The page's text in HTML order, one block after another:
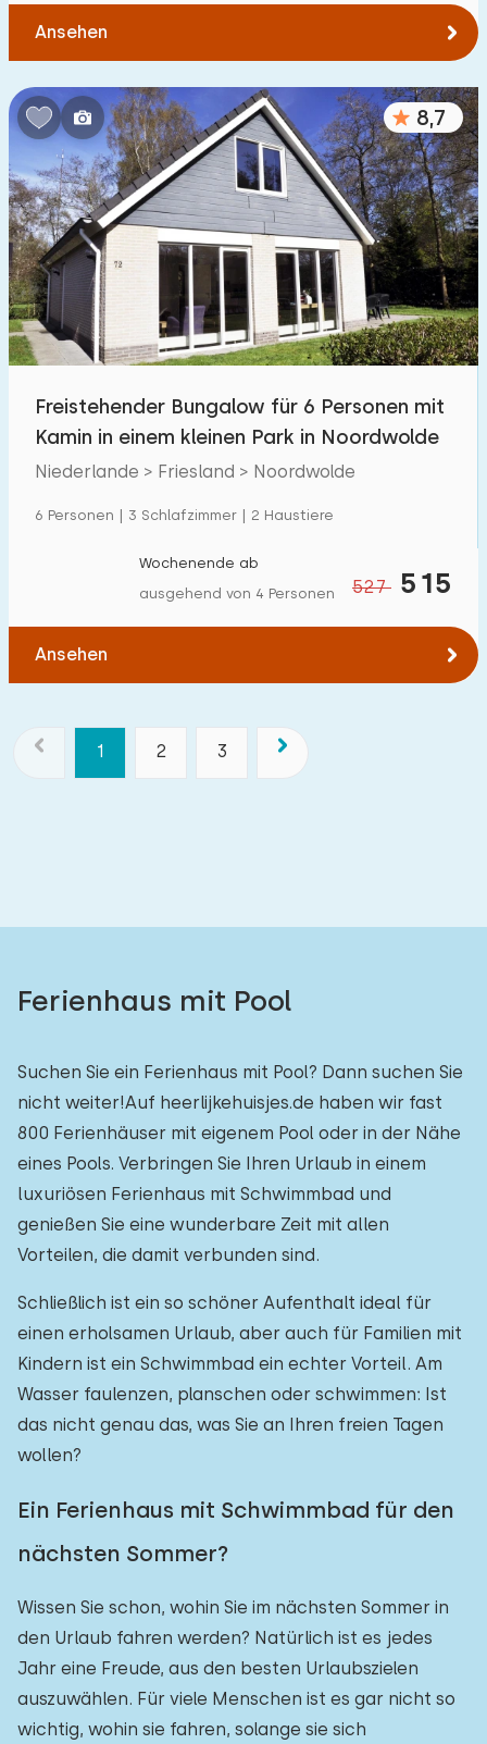
Ansehen
8,7
Freistehender Bungalow für 6 Personen mit
Kamin in einem kleinen Park in Noordwolde
Niederlande > Friesland > Noordwolde
6 Personen | 3 Schlafzimmer | 2 Haustiere
527 515
Wochenende ab
ausgehend von 4 Personen
Ansehen
1 2 3
Ferienhaus mit Pool
Suchen Sie ein Ferienhaus mit Pool? Dann suchen Sie
nicht weiter!Auf heerlijkehuisjes.de haben wir fast
800 Ferienhäuser mit eigenem Pool oder in der Nähe
eines Pools. Verbringen Sie Ihren Urlaub in einem
luxuriösen Ferienhaus mit Schwimmbad und
genießen Sie eine wunderbare Zeit mit allen
Vorteilen, die damit verbunden sind.
Schließlich ist ein so schöner Aufenthalt ideal für
einen erholsamen Urlaub, aber auch für Familien mit
Kindern ist ein Schwimmbad ein echter Vorteil. Am
Wasser faulenzen, planschen oder schwimmen: Ist
das nicht genau das, was Sie an Ihren freien Tagen
wollen?
Ein Ferienhaus mit Schwimmbad für den
nächsten Sommer?
Wissen Sie schon, wohin Sie im nächsten Sommer in
den Urlaub fahren werden? Natürlich ist es jedes
Jahr eine Freude, aus den besten Urlaubszielen
auszuwählen. Für viele Menschen ist es gar nicht so
wichtig, wohin sie fahren, solange sie sich